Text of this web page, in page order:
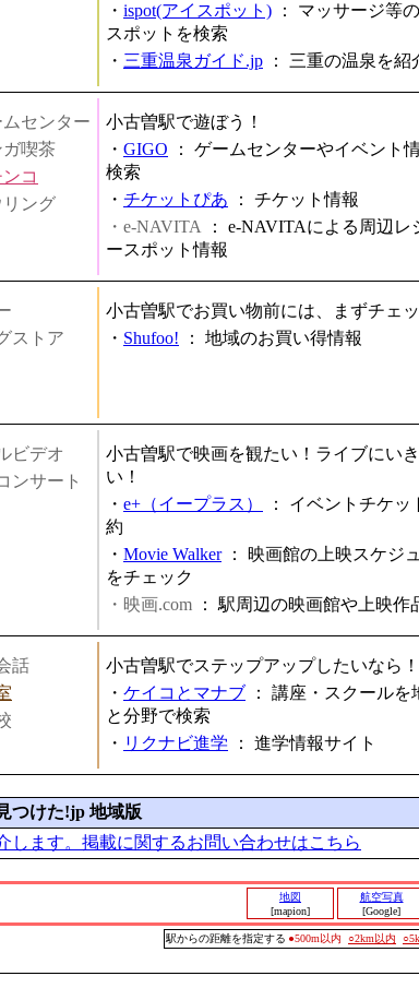
・ ispot(アイスポット) ： マッサージ等
スポットを検索
・ 三重温泉ガイド.jp ： 三重の温泉を紹
ムセンター
ガ喫茶
コ
リング
小古曽駅で遊ぼう！
・ GIGO ： ゲームセンターやイベント
検索
・ チケットぴあ ： チケット情報
・e-NAVITA
： e-NAVITAによる周辺レ
ースポット情報
ストア
小古曽駅でお買い物前には、まずチェッ
・ Shufoo! ： 地域のお買い得情報
ビデオ
ンサート
小古曽駅で映画を観たい！ライブにい
い！
・ e+（イープラス） ： イベントチケッ
約
・ Movie Walker： 映画館の上映スケジ
をチェック
・映画.com ： 駅周辺の映画館や上映作
話
小古曽駅でステップアップしたいなら！
・ ケイコとマナブ ： 講座・スクールを
と分野で検索
・ リクナビ進学 ： 進学情報サイト
つけた!jp 地域版
します。掲載に関するお問い合わせはこちら
地図
[mapion]
航空写真
[Google]
駅からの距離を指定する ●500m以内 ○2km以内